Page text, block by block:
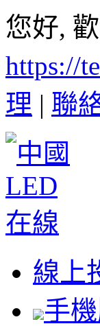
您好,
https://
理 | 聯
線上
手